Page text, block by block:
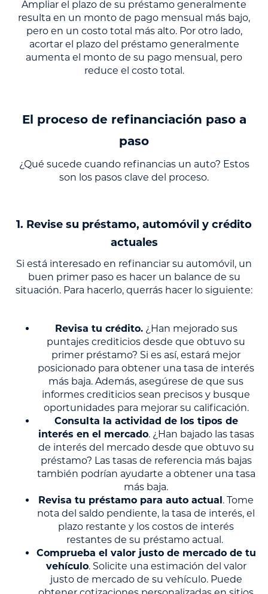
Ampliar el plazo de su préstamo generalmente
resulta en un monto de pago mensual más bajo,
pero en un costo total más alto. Por otro lado,
acortar el plazo del préstamo generalmente
aumenta el monto de su pago mensual, pero
reduce el costo total.
El proceso de refinanciación paso a
paso
¿Qué sucede cuando refinancias un auto? Estos
son los pasos clave del proceso.
1. Revise su préstamo, automóvil y crédito
actuales
Si está interesado en refinanciar su automóvil, un
buen primer paso es hacer un balance de su
situación. Para hacerlo, querrás hacer lo siguiente:
Revisa tu crédito.¿Han mejorado sus
puntajes crediticios desde que obtuvo su
primer préstamo? Si es así, estará mejor
posicionado para obtener una tasa de interés
más baja. Además, asegúrese de que sus
informes crediticios sean precisos y busque
oportunidades para mejorar su calificación.
Consulta la actividad de los tipos de
interés en el mercado. ¿Han bajado las tasas
de interés del mercado desde que obtuvo su
préstamo? Las tasas de referencia más bajas
también podrían ayudarte a obtener una tasa
más baja.
Revisa tu préstamo para auto actual. Tome
nota del saldo pendiente, la tasa de interés, el
plazo restante y los costos de interés
restantes de su préstamo actual.
Comprueba el valor justo de mercado de tu
vehículo. Solicite una estimación del valor
justo de mercado de su vehículo. Puede